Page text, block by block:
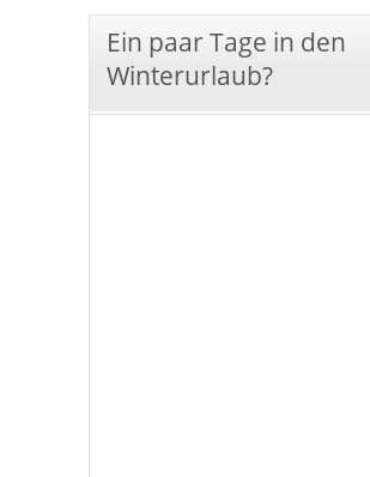
Ein paar Tage in den
Winterurlaub?